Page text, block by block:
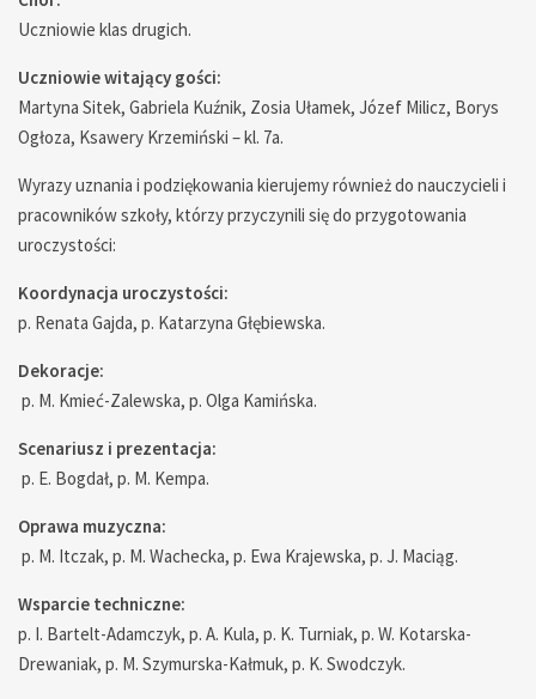
Uczniowie klas drugich.
Uczniowie witający gości:
Martyna Sitek, Gabriela Kuźnik, Zosia Ułamek, Józef Milicz, Borys
Ogłoza, Ksawery Krzemiński – kl. 7a.
Wyrazy uznania i podziękowania kierujemy również do nauczycieli i
pracowników szkoły, którzy przyczynili się do przygotowania
uroczystości:
Koordynacja uroczystości:
p. Renata Gajda, p. Katarzyna Głębiewska.
Dekoracje:
p. M. Kmieć-Zalewska, p. Olga Kamińska.
Scenariusz i prezentacja:
p. E. Bogdał, p. M. Kempa.
Oprawa muzyczna:
p. M. Itczak, p. M. Wachecka, p. Ewa Krajewska, p. J. Maciąg.
Wsparcie techniczne:
p. I. Bartelt-Adamczyk, p. A. Kula, p. K. Turniak, p. W. Kotarska-
Drewaniak, p. M. Szymurska-Kałmuk, p. K. Swodczyk.